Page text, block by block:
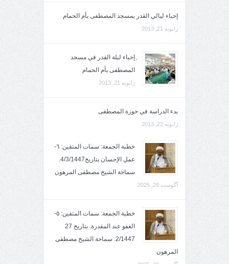
إحياء ليالي القدر بمسجد المصطفى بأم الحمام
ژانویه 21, 2013
ِإحياء ليلة القدر في مسجد
المصطفى بأم الحمام
ژانویه 21, 2013
بدء الدراسة في حوزة المصطفى
ژانویه 22, 2013
خطبة الجمعة: سمات المتقين: ٦-
عمل الإحسان بتاريخ4/3/1447.
سماحة الشيخ مصطفى المرهون
آگوست 29, 2025
خطبة الجمعة: سمات المتقين: ٥-
العفو عند المقدرة. بتاريخ 27
2/1447. سماحة الشيخ مصطفى
المرهون